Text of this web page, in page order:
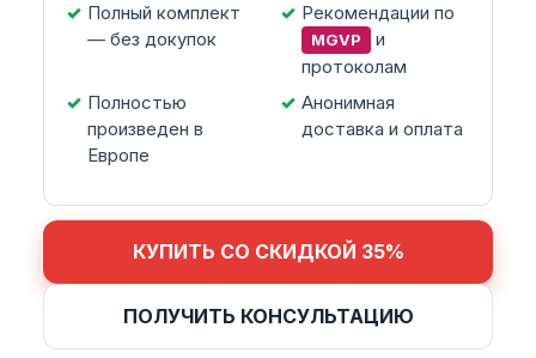
Полный комплект
— без докупок
Рекомендации по
MGVP
и
протоколам
Полностью
произведен в
Европе
Анонимная
доставка и оплата
КУПИТЬ СО СКИДКОЙ 35%
ПОЛУЧИТЬ КОНСУЛЬТАЦИЮ